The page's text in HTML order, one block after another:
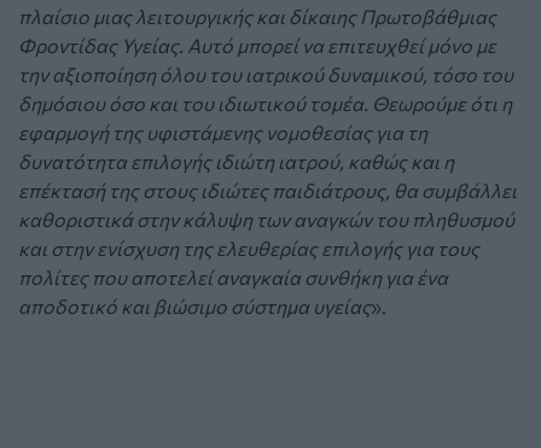
πλαίσιο μιας λειτουργικής και δίκαιης Πρωτοβάθμιας
Φροντίδας Υγείας. Αυτό μπορεί να επιτευχθεί μόνο με
την αξιοποίηση όλου του ιατρικού δυναμικού, τόσο του
δημόσιου όσο και του ιδιωτικού τομέα. Θεωρούμε ότι η
εφαρμογή της υφιστάμενης νομοθεσίας για τη
δυνατότητα επιλογής ιδιώτη ιατρού, καθώς και η
επέκτασή της στους ιδιώτες παιδιάτρους, θα συμβάλλει
καθοριστικά στην κάλυψη των αναγκών του πληθυσμού
και στην ενίσχυση της ελευθερίας επιλογής για τους
πολίτες που αποτελεί αναγκαία συνθήκη για ένα
αποδοτικό και βιώσιμο σύστημα υγείας».